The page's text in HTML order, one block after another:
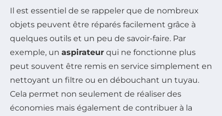
Il est essentiel de se rappeler que de nombreux
objets peuvent être réparés facilement grâce à
quelques outils et un peu de savoir-faire. Par
exemple, un aspirateur qui ne fonctionne plus
peut souvent être remis en service simplement en
nettoyant un filtre ou en débouchant un tuyau.
Cela permet non seulement de réaliser des
économies mais également de contribuer à la